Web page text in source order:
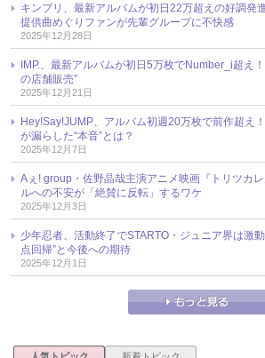
キンプリ、最新アルバムが初日22万超えの好調
提供曲めぐりファンが先輩グループに不快感
2025年12月28日
IMP.、最新アルバムが初日5万枚でNumber_i超え
の店舗販売”
2025年12月21日
Hey!Say!JUMP、アルバム初週20万枚で前作超え
が漏らした“本音”とは？
2025年12月7日
Aぇ! group・佐野晶哉主演アニメ映画『トリツカ
ルへの不安が「絶賛に反転」するワケ
2025年12月3日
少年忍者、活動終了でSTARTO・ジュニア界は激
点回帰”と今後への期待
2025年12月1日